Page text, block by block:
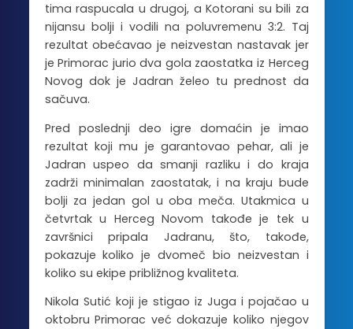
tima raspucala u drugoj, a Kotorani su bili za
nijansu bolji i vodili na poluvremenu 3:2. Taj
rezultat obećavao je neizvestan nastavak jer
je Primorac jurio dva gola zaostatka iz Herceg
Novog dok je Jadran želeo tu prednost da
sačuva.
Pred poslednji deo igre domaćin je imao
rezultat koji mu je garantovao pehar, ali je
Jadran uspeo da smanji razliku i do kraja
zadrži minimalan zaostatak, i na kraju bude
bolji za jedan gol u oba meča. Utakmica u
četvrtak u Herceg Novom takođe je tek u
završnici pripala Jadranu, što, takođe,
pokazuje koliko je dvomeč bio neizvestan i
koliko su ekipe približnog kvaliteta.
Nikola Sutić koji je stigao iz Juga i pojačao u
oktobru Primorac već dokazuje koliko njegov